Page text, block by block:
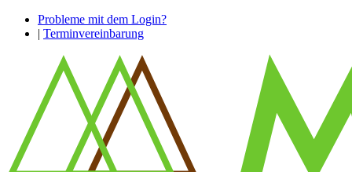
Probleme mit dem Login?
| Terminvereinbarung